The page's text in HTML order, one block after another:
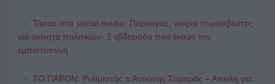
Τάσεις στα social media: Πυρκαγιές, νεκροί πυροσβέστες
και ακίνητα πολιτικών- Ξ εβδομάδα που έκαψε την
εμπιστοσύνη
ΤΟ ΠΑΡΟΝ: Ρυθμιστής ο Αντώνης Σαμαράς – Απειλή για